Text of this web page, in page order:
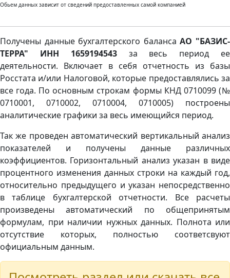
Обьем данных зависит от сведений предоставленных самой компанией
Получены данные бухгалтерского балансаАО "БАЗИС-
ТЕРРА" ИНН 1659194543за весь период ее
деятельности. Включает в себя отчетность из базы
Росстата и/или Налоговой, которые предоставлялись за
все года. По основным строкам формы КНД 0710099 (№
0710001, 0710002, 0710004, 0710005) построены
аналитические графики за весь имеющийся период.
Так же проведен автоматический вертикальный анализ
показателей и получены данные различных
коэффициентов. Горизонтальный анализ указан в виде
процентного изменения данных строки на каждый год,
относительно предыдущего и указан непосредственно
в таблице бухгалтерской отчетности. Все расчеты
произведены автоматический по общепринятым
формулам, при наличии нужных данных. Полнота или
отсутствие которых, полностью соответсвуют
официальным данным.